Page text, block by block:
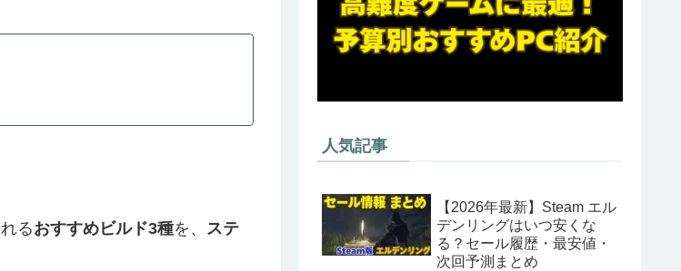
るおすすめビルド3種を、 ステ
人気記事
【2026年最新】Steam エル
デンリングはいつ安くな
る？セール履歴・最安値・
次回予測まとめ